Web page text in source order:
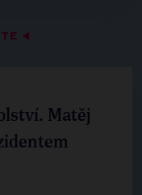
◀
Matěj